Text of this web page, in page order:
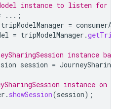
instance to listen for
...;
tripModelManager =
= tripModelManager .
instance
session =
instance on
. showSession(session);